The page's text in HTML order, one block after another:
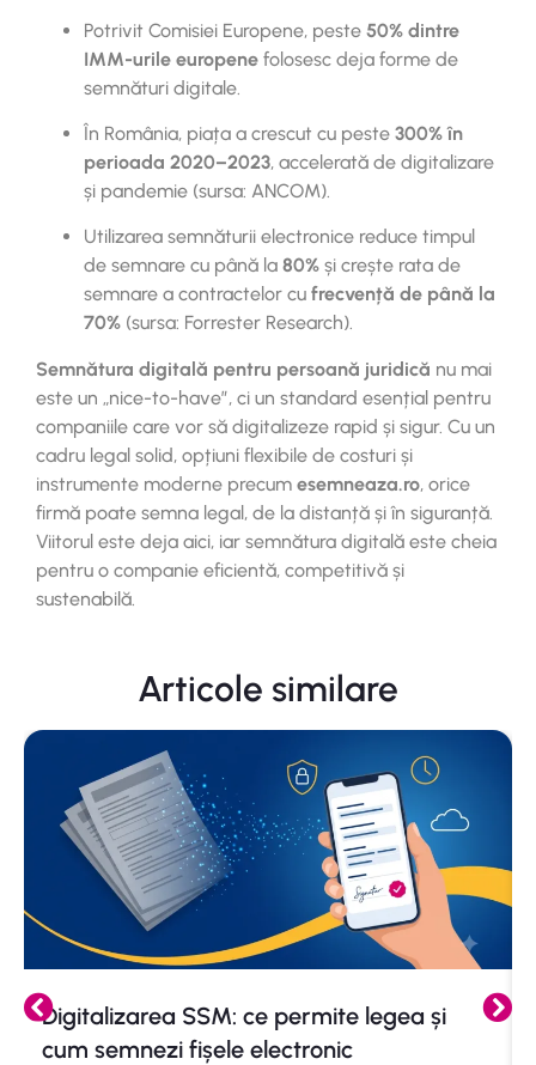
Potrivit Comisiei Europene, peste 50% dintre
IMM-urile europene folosesc deja forme de
semnături digitale.
În România, piața a crescut cu peste 300% în
perioada 2020–2023, accelerată de digitalizare
și pandemie (sursa: ANCOM).
Utilizarea semnăturii electronice reduce timpul
de semnare cu până la 80% și crește rata de
semnare a contractelor cu frecvență de până la
70% (sursa: Forrester Research).
Semnătura digitală pentru persoană juridică nu mai
este un „nice-to-have”, ci un standard esențial pentru
companiile care vor să digitalizeze rapid și sigur. Cu un
cadru legal solid, opțiuni flexibile de costuri și
instrumente moderne precum esemneaza.ro, orice
firmă poate semna legal, de la distanță și în siguranță.
Viitorul este deja aici, iar semnătura digitală este cheia
pentru o companie eficientă, competitivă și
sustenabilă.
Articole similare
Digitalizarea SSM: ce permite legea și
cum semnezi fișele electronic